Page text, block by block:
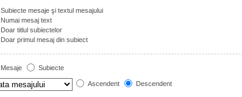
Subiecte mesaje şi textul mesajului
Numai mesaj text
Doar titlul subiectelor
Doar primul mesaj din subiect
Mesaje
Subiecte
Ascendent Descendent